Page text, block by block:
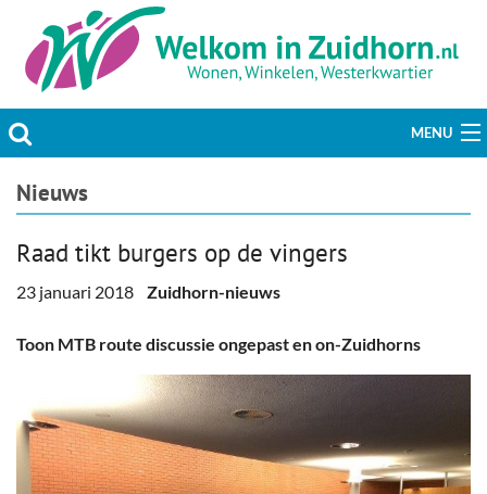
MENU
Actueel
Welzijn & Maatschappij
Bedrijven
Prikbord & Aanbiedingen
Plaats bericht
Nieuws
Raad tikt burgers op de vingers
23 januari 2018 Zuidhorn-nieuws
Toon MTB route discussie ongepast en on-Zuidhorns